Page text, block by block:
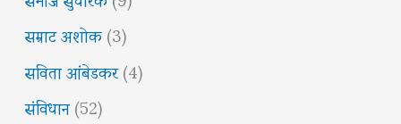
सम्राट अशोक(3)
सविता आंबेडकर(4)
संविधान(52)